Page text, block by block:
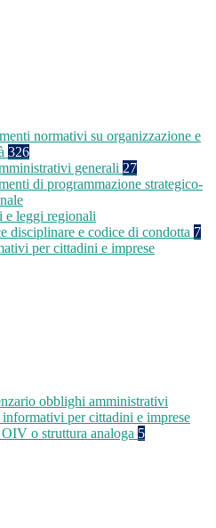
normativi su organizzazione e
326
generali 27
di programmazione strategico-
e leggi regionali
disciplinare e codice di condotta 7
per cittadini e imprese
obblighi amministrativi
per cittadini e imprese
o struttura analoga 5